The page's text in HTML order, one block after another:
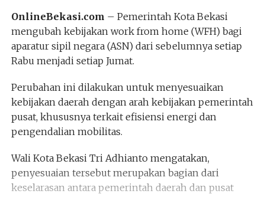
OnlineBekasi.com – Pemerintah Kota Bekasi
mengubah kebijakan work from home (WFH) bagi
aparatur sipil negara (ASN) dari sebelumnya setiap
Rabu menjadi setiap Jumat.
Perubahan ini dilakukan untuk menyesuaikan
kebijakan daerah dengan arah kebijakan pemerintah
pusat, khususnya terkait efisiensi energi dan
pengendalian mobilitas.
Wali Kota Bekasi Tri Adhianto mengatakan,
penyesuaian tersebut merupakan bagian dari
keselarasan antara pemerintah daerah dan pusat